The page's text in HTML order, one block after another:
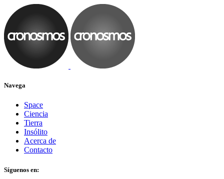
Navega
Space
Ciencia
Tierra
Insólito
Acerca de
Contacto
Síguenos en: